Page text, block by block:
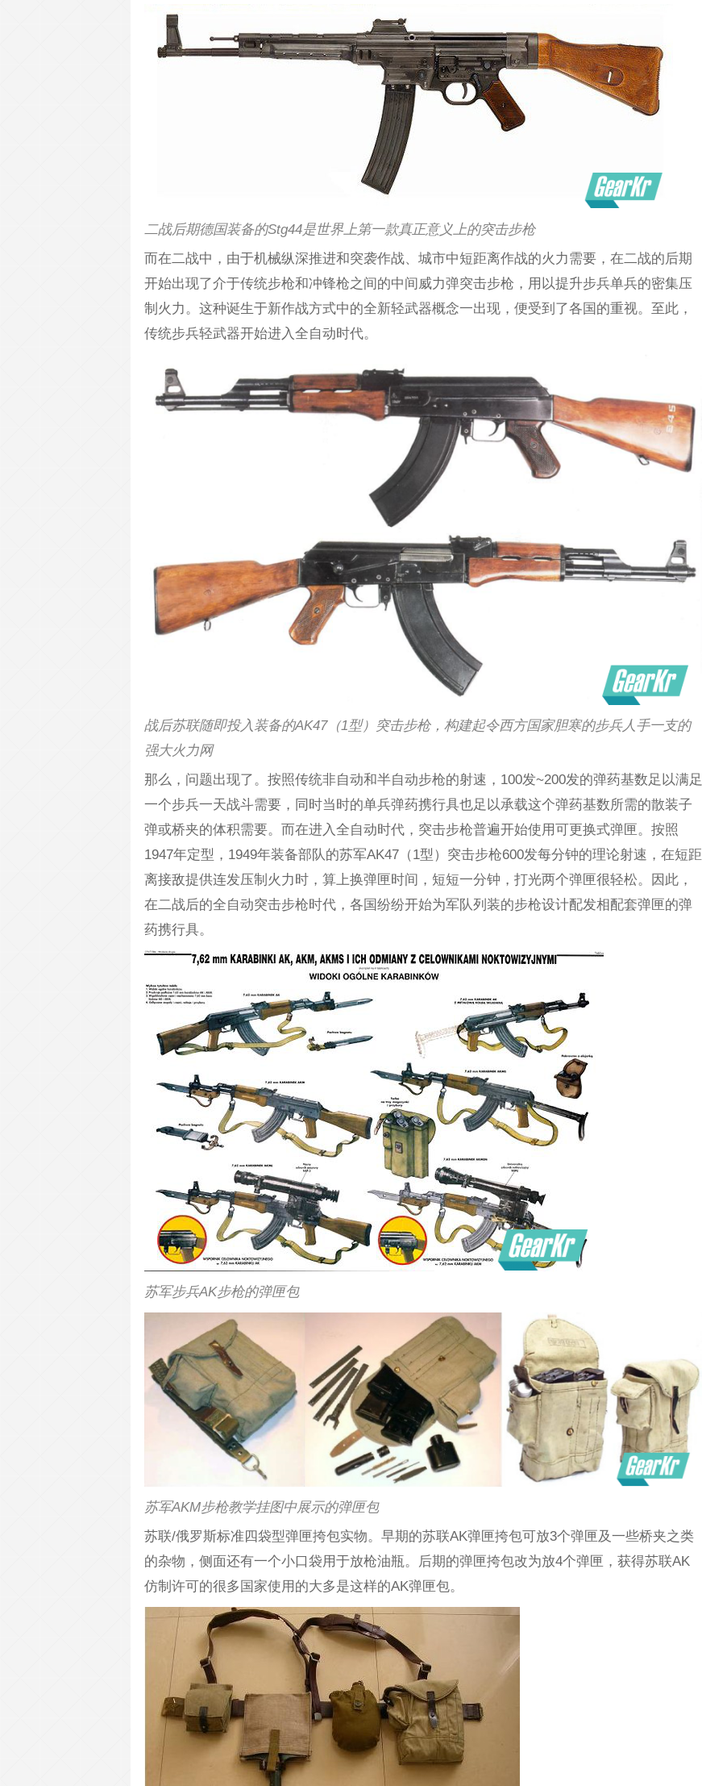
二战后期德国装备的Stg44是世界上第一款真正意义上的突击步枪
而在二战中，由于机械纵深推进和突袭作战、城市中短距离作战的火力需要，在二战的后期
开始出现了介于传统步枪和冲锋枪之间的中间威力弹突击步枪，用以提升步兵单兵的密集压
制火力。这种诞生于新作战方式中的全新轻武器概念一出现，便受到了各国的重视。至此，
传统步兵轻武器开始进入全自动时代。
战后苏联随即投入装备的AK47（1型）突击步枪，构建起令西方国家胆寒的步兵人手一支的
强大火力网
那么，问题出现了。按照传统非自动和半自动步枪的射速，100发~200发的弹药基数足以满足
一个步兵一天战斗需要，同时当时的单兵弹药携行具也足以承载这个弹药基数所需的散装子
弹或桥夹的体积需要。而在进入全自动时代，突击步枪普遍开始使用可更换式弹匣。按照
1947年定型，1949年装备部队的苏军AK47（1型）突击步枪600发每分钟的理论射速，在短距
离接敌提供连发压制火力时，算上换弹匣时间，短短一分钟，打光两个弹匣很轻松。因此，
在二战后的全自动突击步枪时代，各国纷纷开始为军队列装的步枪设计配发相配套弹匣的弹
药携行具。
苏军步兵AK步枪的弹匣包
苏军AKM步枪教学挂图中展示的弹匣包
苏联/俄罗斯标准四袋型弹匣挎包实物。早期的苏联AK弹匣挎包可放3个弹匣及一些桥夹之类
的杂物，侧面还有一个小口袋用于放枪油瓶。后期的弹匣挎包改为放4个弹匣，获得苏联AK
仿制许可的很多国家使用的大多是这样的AK弹匣包。